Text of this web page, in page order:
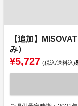
【追加】
み）
¥5,727 (税込/送料込)